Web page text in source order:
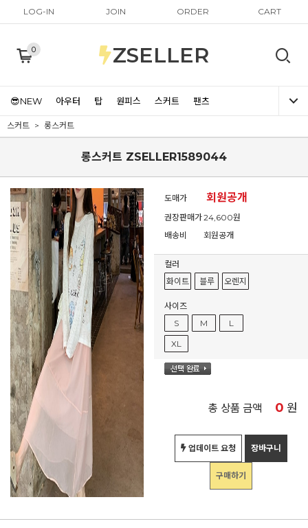
LOG-IN JOIN ORDER CART
0 ZSELLER
😎NEW 아우터 탑 원피스 스커트 팬츠
스커트 롱스커트
롱스커트 ZSELLER1589044
도매가 회원공개
권장판매가24,600원
배송비
회원공개
컬러
화이트
블루 오렌지
사이즈
S
M
L
XL
총 상품 금액 0 원
업데이트 요청 장바구니
구매하기